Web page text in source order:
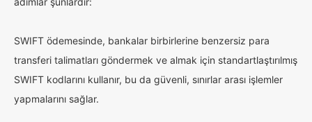
SWIFT ödemesinde, bankalar birbirlerine benzersiz para
transferi talimatları göndermek ve almak için standartlaştırılmış
SWIFT kodlarını kullanır, bu da güvenli, sınırlar arası işlemler
yapmalarını sağlar.